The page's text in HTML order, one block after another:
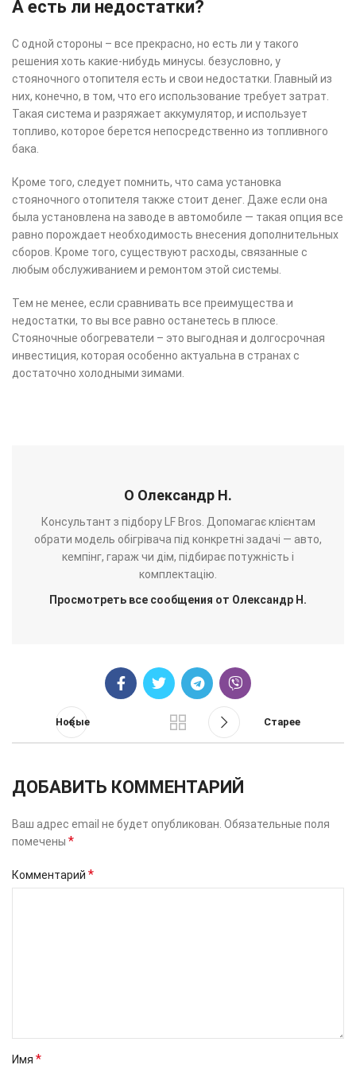
А есть ли недостатки?
С одной стороны – все прекрасно, но есть ли у такого
решения хоть какие-нибудь минусы. безусловно, у
стояночного отопителя есть и свои недостатки. Главный из
них, конечно, в том, что его использование требует затрат.
Такая система и разряжает аккумулятор, и использует
топливо, которое берется непосредственно из топливного
бака.
Кроме того, следует помнить, что сама установка
стояночного отопителя также стоит денег. Даже если она
была установлена на заводе в автомобиле — такая опция все
равно порождает необходимость внесения дополнительных
сборов. Кроме того, существуют расходы, связанные с
любым обслуживанием и ремонтом этой системы.
Тем не менее, если сравнивать все преимущества и
недостатки, то вы все равно останетесь в плюсе.
Стояночные обогреватели – это выгодная и долгосрочная
инвестиция, которая особенно актуальна в странах с
достаточно холодными зимами.
О Олександр Н.
Консультант з підбору LF Bros. Допомагає клієнтам
обрати модель обігрівача під конкретні задачі — авто,
кемпінг, гараж чи дім, підбирає потужність і
комплектацію.
Просмотреть все сообщения от Олександр Н.
Новые Старее
ДОБАВИТЬ КОММЕНТАРИЙ
Ваш адрес email не будет опубликован. Обязательные поля
помечены *
Комментарий *
Имя *